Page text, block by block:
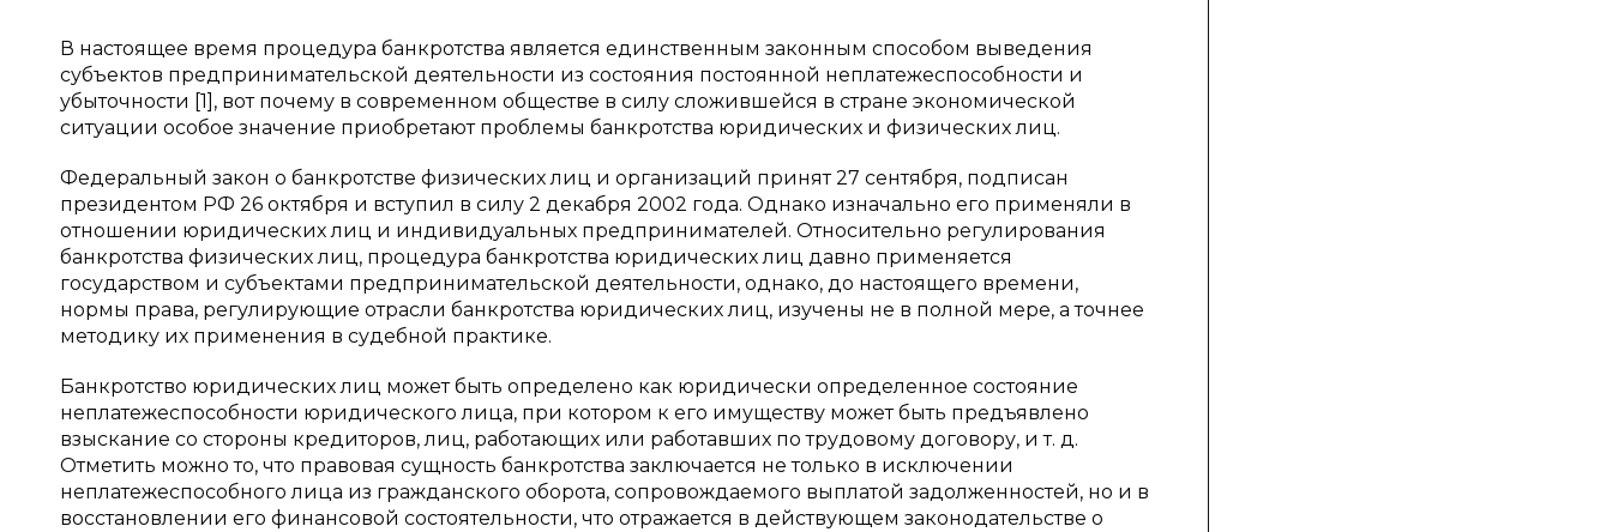
В настоящее время процедура банкротства является единственным законным способом выведения
субъектов предпринимательской деятельности из состояния постоянной неплатежеспособности и
убыточности [1], вот почему в современном обществе в силу сложившейся в стране экономической
ситуации особое значение приобретают проблемы банкротства юридических и физических лиц.
Федеральный закон о банкротстве физических лиц и организаций принят 27 сентября, подписан
президентом РФ 26 октября и вступил в силу 2 декабря 2002 года. Однако изначально его применяли в
отношении юридических лиц и индивидуальных предпринимателей. Относительно регулирования
банкротства физических лиц, процедура банкротства юридических лиц давно применяется
государством и субъектами предпринимательской деятельности, однако, до настоящего времени,
нормы права, регулирующие отрасли банкротства юридических лиц, изучены не в полной мере, а точнее
методику их применения в судебной практике.
Банкротство юридических лиц может быть определено как юридически определенное состояние
неплатежеспособности юридического лица, при котором к его имуществу может быть предъявлено
взыскание со стороны кредиторов, лиц, работающих или работавших по трудовому договору, и т. д.
Отметить можно то, что правовая сущность банкротства заключается не только в исключении
неплатежеспособного лица из гражданского оборота, сопровождаемого выплатой задолженностей, но и в
восстановлении его финансовой состоятельности, что отражается в действующем законодательстве о